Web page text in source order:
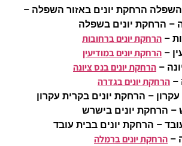
השפלה הרחקת יונים באזור השפלה –
– הרחקת יונים בשפלה
– הרחקת יונים ברחובות
– הרחקת יונים במודיעין
– הרחקת יונים בנס ציונה
– הרחקת יונים בגדרה
– הרחקת יונים בקרית עקרון
– הרחקת יונים בישרש
– הרחקת יונים בבית עובד
– הרחקת יונים ברמלה